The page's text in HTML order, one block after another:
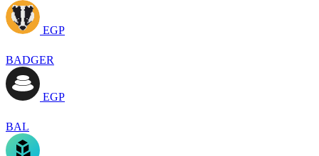
EGP
BADGER
EGP
BAL